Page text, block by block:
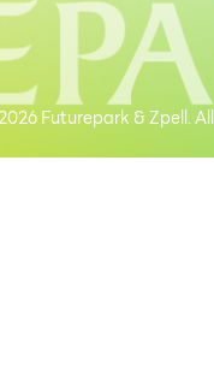
Futurepark & Zpell.